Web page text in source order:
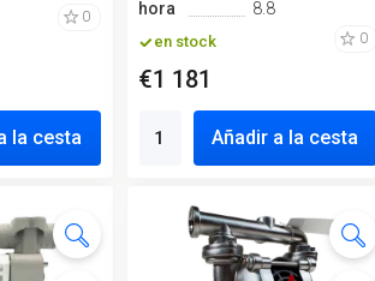
0
la cesta
hora
8.8
en stock 0
€1 181
Añadir a la cesta